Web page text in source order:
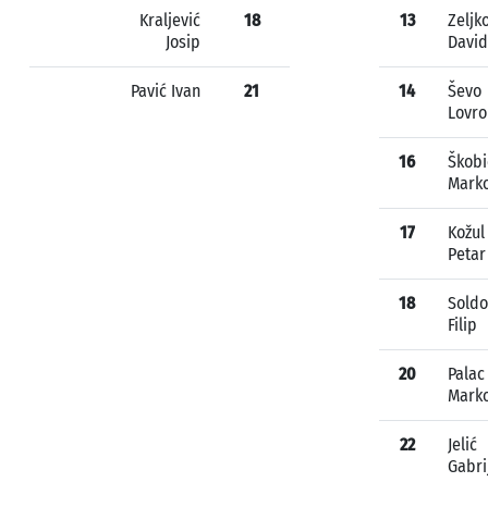
Kraljević
Josip
18
Pavić Ivan 21
13
David
14
Ševo
Lovro
16
17
Kožul
Petar
18
Soldo
Filip
20
Palac
22
Jelić